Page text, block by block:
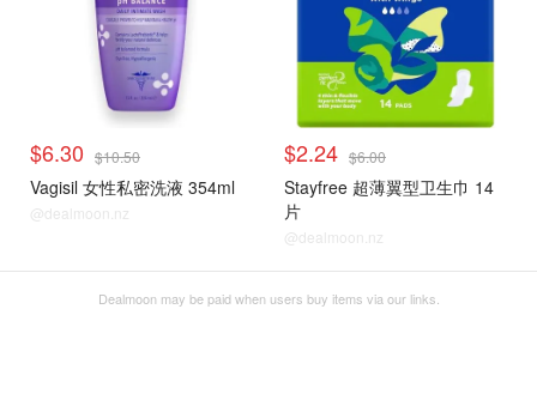
$6.30 $10.50
Vagisil 女性私密洗液 354ml
@dealmoon.nz
$2.24 $6.00
Stayfree 超薄翼型卫生巾 14
片
@dealmoon.nz
Dealmoon may be paid when users buy items via our links.